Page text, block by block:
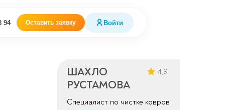
94 Оставить заявку Войти
ШАХЛО
РУСТАМОВА
Специалист по чистке ковров
4,9